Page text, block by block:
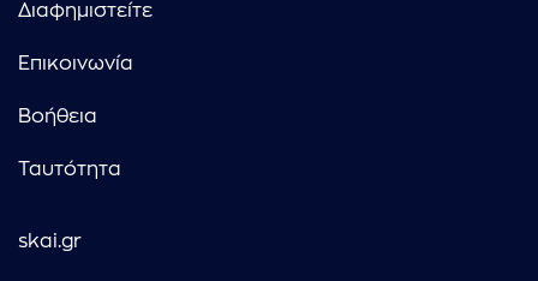
Διαφημιστείτε
Επικοινωνία
Βοήθεια
Ταυτότητα
skai.gr